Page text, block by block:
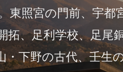
東照宮の門前、宇都
拓、足利学校、足尾
・下野の古代、壬生